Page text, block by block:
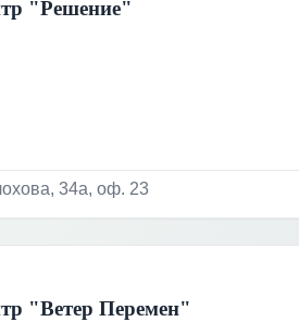
"Решение"
34а, оф. 23
"Ветер Перемен"